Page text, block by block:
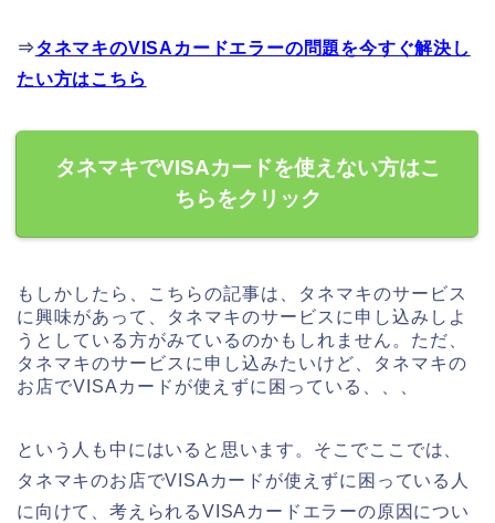
⇒タネマキのVISAカードエラーの問題を今すぐ解決し
たい方はこちら
タネマキでVISAカードを使えない方はこ
ちらをクリック
もしかしたら、こちらの記事は、タネマキのサービス
に興味があって、タネマキのサービスに申し込みしよ
うとしている方がみているのかもしれません。ただ、
タネマキのサービスに申し込みたいけど、タネマキの
お店でVISAカードが使えずに困っている、、、
という人も中にはいると思います。そこでここでは、
タネマキのお店でVISAカードが使えずに困っている人
に向けて、考えられるVISAカードエラーの原因につい